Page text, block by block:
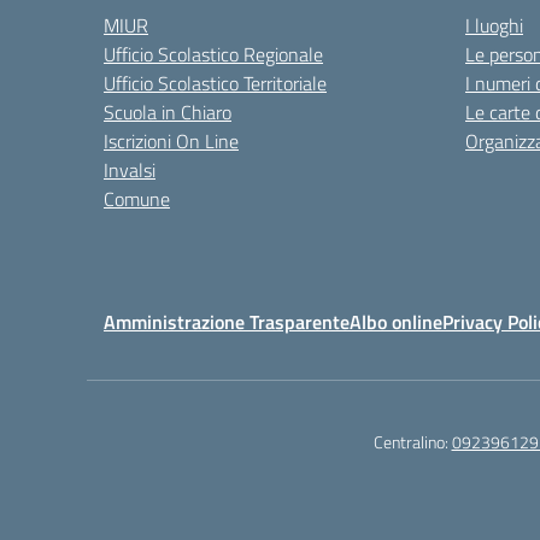
MIUR
Ufficio Scolastico Regionale
Ufficio Scolastico Territoriale
Scuola in Chiaro
Iscrizioni On Line
Invalsi
Comune
I luoghi
Le
I numeri
Le carte
Amministrazione TrasparenteAlbo onlinePrivacy
Centralino: